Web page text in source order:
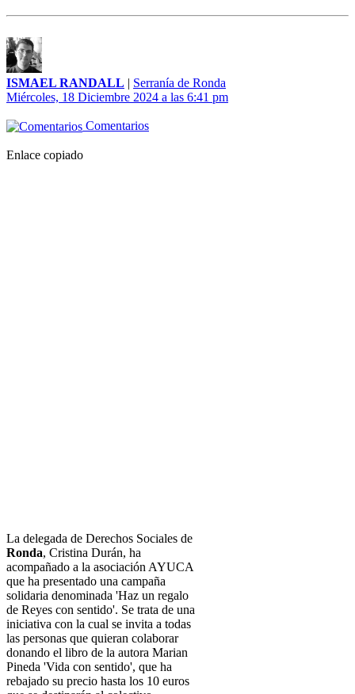
ISMAEL RANDALL | Serranía de Ronda
Miércoles, 18 Diciembre 2024 a las 6:41 pm
Comentarios
Enlace copiado
La delegada de Derechos Sociales de
Ronda, Cristina Durán, ha
acompañado a la asociación AYUCA
que ha presentado una campaña
solidaria denominada 'Haz un regalo
de Reyes con sentido'. Se trata de una
iniciativa con la cual se invita a todas
las personas que quieran colaborar
donando el libro de la autora Marian
Pineda 'Vida con sentido', que ha
rebajado su precio hasta los 10 euros